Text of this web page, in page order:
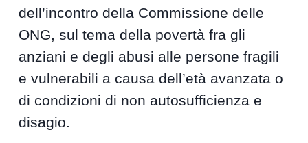
dell’incontro della Commissione delle
ONG, sul tema della povertà fra gli
anziani e degli abusi alle persone fragili
e vulnerabili a causa dell’età avanzata o
di condizioni di non autosufficienza e
disagio.